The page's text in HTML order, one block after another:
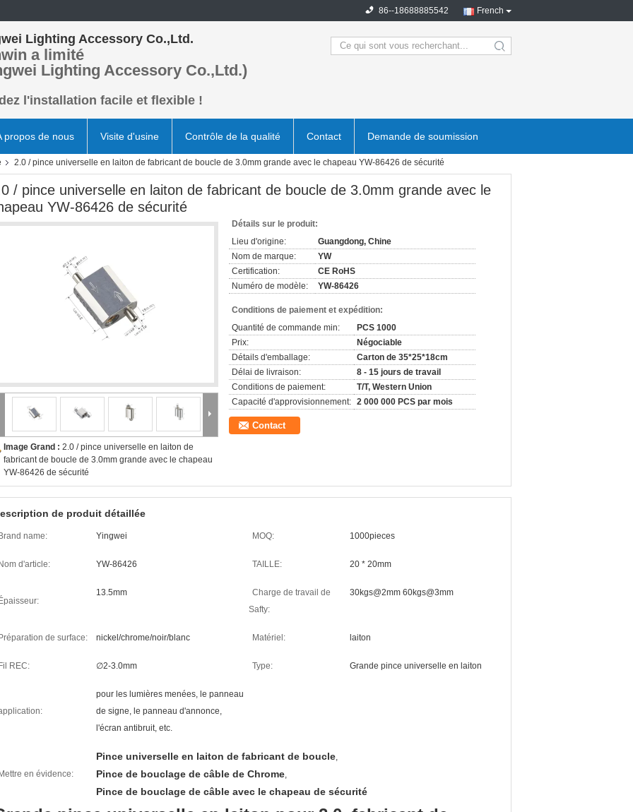
French
86--18688885542
Lighting Accessory Co.,Ltd.
a limité
Lighting Accessory Co.,Ltd.)
l'installation facile et flexible !
search
propos de nous Visite d'usine Contrôle de la qualité Contact Demande de soumission
2.0 / pince universelle en laiton de fabricant de boucle de 3.0mm grande avec le chapeau YW-86426 de sécurité
/ pince universelle en laiton de fabricant de boucle de 3.0mm grande avec le
YW-86426 de sécurité
Image Grand : 2.0 / pince universelle en laiton de
fabricant de boucle de 3.0mm grande avec le chapeau
YW-86426 de sécurité
Détails sur le produit:
Lieu d'origine:
Guangdong, Chine
Nom de marque:
YW
Certification:
CE RoHS
Numéro de modèle:
YW-86426
Conditions de paiement et expédition:
Quantité de commande min:
PCS 1000
Prix:
Négociable
Détails d'emballage:
Carton de 35*25*18cm
Délai de livraison:
8 - 15 jours de travail
Conditions de paiement:
T/T, Western Union
Capacité d'approvisionnement: 2 000 000 PCS par mois
Contact
de produit détaillée
Brand name: Yingwei MOQ: 1000pieces
Nom d'article: YW-86426 TAILLE: 20 * 20mm
Épaisseur:
13.5mm
Charge de travail de
Safty:
30kgs@2mm 60kgs@3mm
Préparation de surface: nickel/chrome/noir/blanc Matériel: laiton
Fil REC: ∅2-3.0mm Type: Grande pince universelle en laiton
pour les lumières menées, le panneau
de signe, le panneau d'annonce,
l'écran antibruit, etc.
Mettre en évidence:
Pince universelle en laiton de fabricant de boucle,
Pince de bouclage de câble de Chrome,
Pince de bouclage de câble avec le chapeau de sécurité